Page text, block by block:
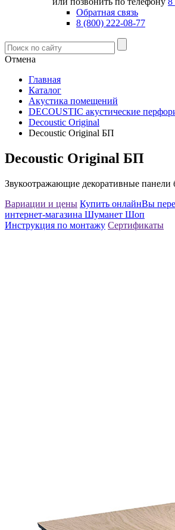
Обратная связь
8 (800) 222-08-77
Отмена
Главная
Каталог
Акустика помещений
DECOUSTIC акустические
Decoustic Original
Decoustic Original БП
Decoustic Original БП
Звукоотражающие декоративные панели
Вариации и цены Купить онлайнВы
интернет-магазина Шуманет Шоп
Инструкция по монтажу Сертификаты